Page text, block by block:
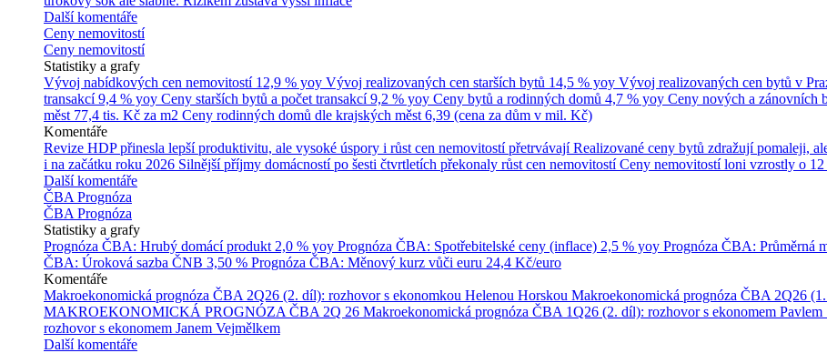
Další komentáře
Ceny nemovitostí
Ceny nemovitostí
Statistiky a grafy
Vývoj nabídkových cen nemovitostí 12,9 % yoy Vývoj realizovaných cen starších bytů 14,5 % yoy Vývoj realizovaných cen bytů v
transakcí 9,4 % yoy Ceny starších bytů a počet transakcí 9,2 % yoy Ceny bytů a rodinných domů 4,7 % yoy Ceny nových a zánovních
měst 77,4 tis. Kč za m2 Ceny rodinných domů dle krajských měst 6,39 (cena za dům v mil. Kč)
Komentáře
Revize HDP přinesla lepší produktivitu, ale vysoké úspory i růst cen nemovitostí přetrvávají Realizované ceny bytů zdražují pomaleji,
i na začátku roku 2026 Silnější příjmy domácností po šesti čtvrtletích překonaly růst cen nemovitostí Ceny nemovitostí loni vzrostly o
Další komentáře
ČBA Prognóza
ČBA Prognóza
Statistiky a grafy
Prognóza ČBA: Hrubý domácí produkt 2,0 % yoy Prognóza ČBA: Spotřebitelské ceny (inflace) 2,5 % yoy Prognóza ČBA: Průměrná
ČBA: Úroková sazba ČNB 3,50 % Prognóza ČBA: Měnový kurz vůči euru 24,4 Kč/euro
Komentáře
Makroekonomická prognóza ČBA 2Q26 (2. díl): rozhovor s ekonomkou Helenou Horskou Makroekonomická prognóza ČBA 2Q26
MAKROEKONOMICKÁ PROGNÓZA ČBA 2Q 26 Makroekonomická prognóza ČBA 1Q26 (2. díl): rozhovor s ekonomem Pavlem
rozhovor s ekonomem Janem Vejmělkem
Další komentáře